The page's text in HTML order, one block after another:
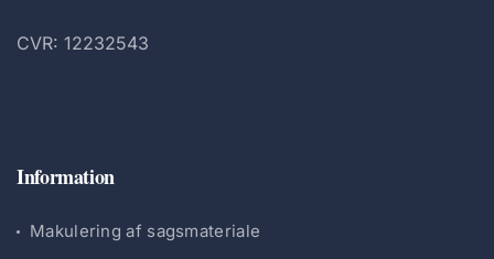
CVR: 12232543
Information
Makulering af sagsmateriale